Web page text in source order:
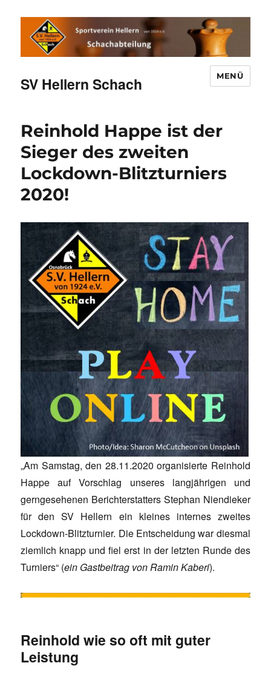
SV Hellern Schach MENÜ
Reinhold Happe ist der
Sieger des zweiten
Lockdown-Blitzturniers
2020!
„Am Samstag, den 28.11.2020 organisierte Reinhold
Happe auf Vorschlag unseres langjährigen und
gerngesehenen Berichterstatters Stephan Niendieker
für den SV Hellern ein kleines internes zweites
Lockdown-Blitzturnier. Die Entscheidung war diesmal
ziemlich knapp und fiel erst in der letzten Runde des
Turniers“ (ein Gastbeitrag von Ramin Kaberi).
Reinhold wie so oft mit guter
Leistung